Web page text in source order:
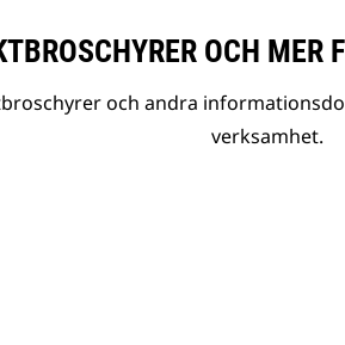
OCH MER
och andra
verksamhet.